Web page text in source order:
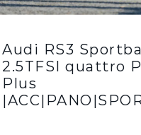
Audi RS3
2.5TFSI quattro
Plus